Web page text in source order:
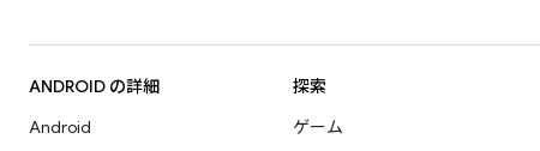
ANDROID の詳細
Android
探索
ゲーム